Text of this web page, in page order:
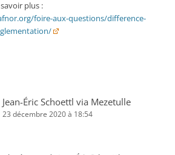
plus :
foire-aux-questions/difference-
Jean-Éric Schoettl via Mezetulle
23 décembre 2020 à 18:54